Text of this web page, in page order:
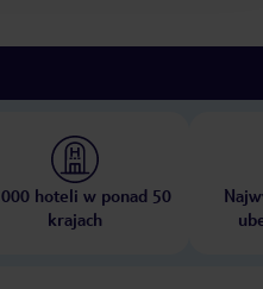
hoteli w ponad 50
krajach